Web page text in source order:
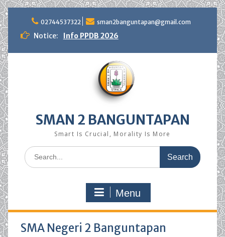
content
02744537322 sman2banguntapan@gmail.com
Notice: Info PPDB 2026
SMAN 2 BANGUNTAPAN
Smart Is Crucial, Morality Is More
Search
for:
Menu
SMA Negeri 2 Banguntapan